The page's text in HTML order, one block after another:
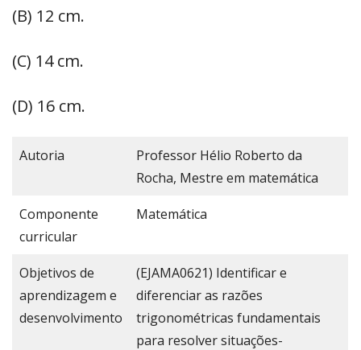
(B) 12 cm.
(C) 14 cm.
(D) 16 cm.
Autoria
Professor Hélio Roberto da
Rocha, Mestre em matemática
Componente
curricular
Matemática
Objetivos de
aprendizagem e
desenvolvimento
(EJAMA0621) Identificar e
diferenciar as razões
trigonométricas fundamentais
para resolver situações-